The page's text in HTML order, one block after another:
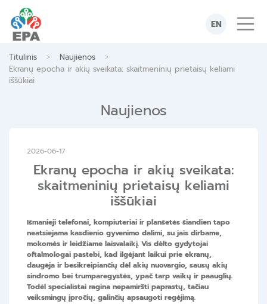
content
EN
Titulinis > Naujienos >
Ekranų epocha ir akių sveikata: skaitmeninių prietaisų keliami
iššūkiai
Naujienos
2026-06-17
Ekranų epocha ir akių sveikata:
skaitmeninių prietaisų keliami
iššūkiai
Išmanieji telefonai, kompiuteriai ir planšetės šiandien tapo
neatsiejama kasdienio gyvenimo dalimi, su jais dirbame,
mokomės ir leidžiame laisvalaikį. Vis dėlto gydytojai
oftalmologai pastebi, kad ilgėjant laikui prie ekranų,
daugėja ir besikreipiančių dėl akių nuovargio, sausų akių
sindromo bei trumparegystės, ypač tarp vaikų ir paauglių.
Todėl specialistai ragina nepamiršti paprastų, tačiau
veiksmingų įpročių, galinčių apsaugoti regėjimą.